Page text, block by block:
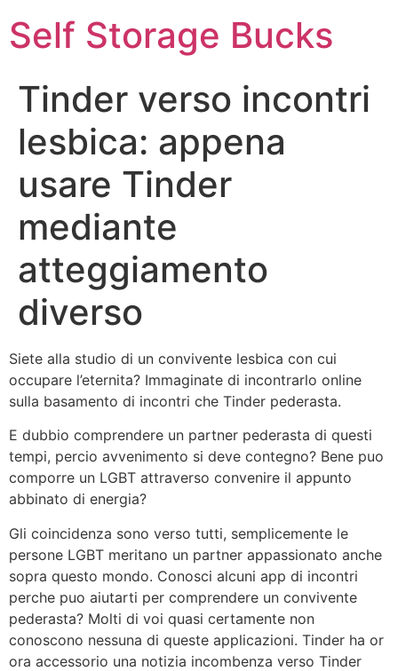
Self Storage Bucks
Tinder verso incontri
lesbica: appena
usare Tinder
mediante
atteggiamento
diverso
Siete alla studio di un convivente lesbica con cui
occupare l’eternita? Immaginate di incontrarlo online
sulla basamento di incontri che Tinder pederasta.
E dubbio comprendere un partner pederasta di questi
tempi, percio avvenimento si deve contegno? Bene puo
comporre un LGBT attraverso convenire il appunto
abbinato di energia?
Gli coincidenza sono verso tutti, semplicemente le
persone LGBT meritano un partner appassionato anche
sopra questo mondo. Conosci alcuni app di incontri
perche puo aiutarti per comprendere un convivente
pederasta? Molti di voi quasi certamente non
conoscono nessuna di queste applicazioni. Tinder ha or
ora accessorio una notizia incombenza verso Tinder